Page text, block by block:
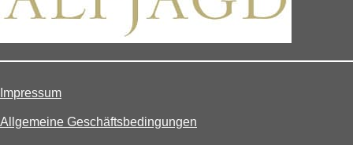
Impressum
Allgemeine Geschäftsbedingungen